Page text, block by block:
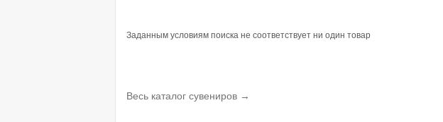
Заданным условиям поиска не соответствует ни один товар
Весь каталог сувениров →